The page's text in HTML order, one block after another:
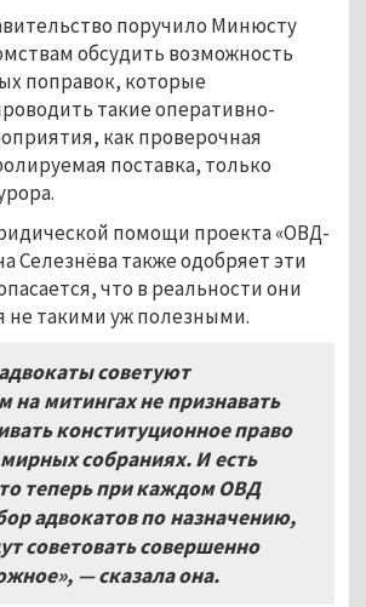
поручило Минюсту
обсудить возможность
поправок, которые
такие оперативно-
как проверочная
поставка, только
помощи проекта «ОВД-
Селезнёва также одобряет эти
что в реальности они
не такими уж полезными.
советуют
на митингах не признавать
конституционное право
собраниях. И есть
теперь при каждом ОВД
адвокатов по назначению,
советовать совершенно
— сказала она.